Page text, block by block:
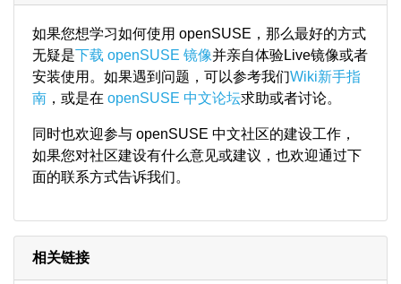
如果您想学习如何使用 openSUSE，那么最好的方式
无疑是下载 openSUSE 镜像并亲自体验Live镜像或者
安装使用。如果遇到问题，可以参考我们Wiki新手指
南 ，或是在 openSUSE 中文论坛求助或者讨论。
同时也欢迎参与 openSUSE 中文社区的建设工作，
如果您对社区建设有什么意见或建议，也欢迎通过下
面的联系方式告诉我们。
相关链接